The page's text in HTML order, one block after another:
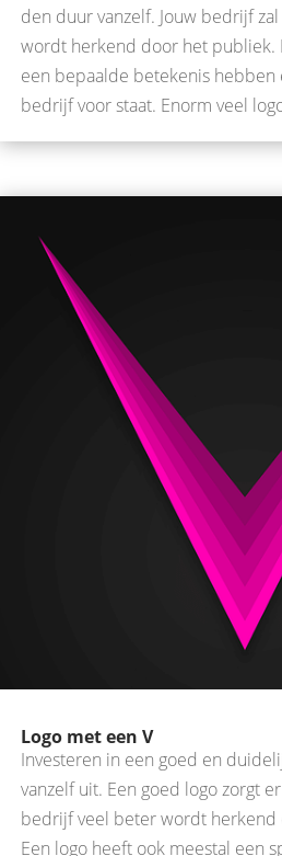
den duur vanzelf. Jouw bedrijf
wordt herkend door het publiek.
een bepaalde betekenis hebben
bedrijf voor staat. Enorm veel
Logo met een V
Investeren in een goed en
vanzelf uit. Een goed logo zorgt
bedrijf veel beter wordt
Een logo heeft ook meestal een